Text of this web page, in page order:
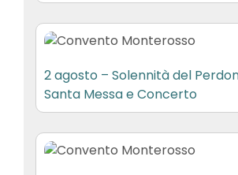
2 agosto – Solennità del
Santa Messa e Concerto